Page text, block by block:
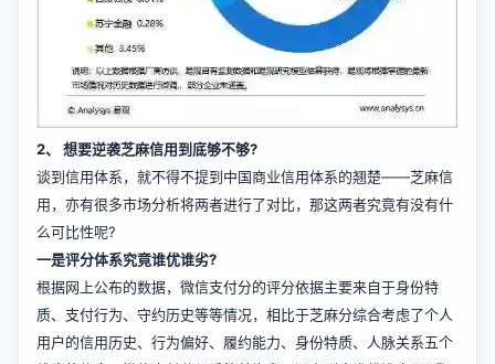
2、 想要逆袭芝麻信用到底够不够?
谈到信用体系，就不得不提到中国商业信用体系的翘楚——芝麻信
用，亦有很多市场分析将两者进行了对比，那这两者究竟有没有什
么可比性呢?
一是评分体系究竟谁优谁劣?
根据网上公布的数据，微信支付分的评分依据主要来自于身份特
质、支付行为、守约历史等等情况，相比于芝麻分综合考虑了个人
用户的信用历史、行为偏好、履约能力、身份特质、人脉关系五个